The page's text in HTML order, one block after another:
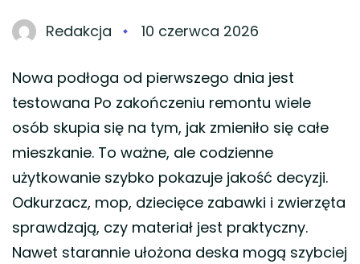
Redakcja 10 czerwca 2026
Nowa podłoga od pierwszego dnia jest
testowana Po zakończeniu remontu wiele
osób skupia się na tym, jak zmieniło się całe
mieszkanie. To ważne, ale codzienne
użytkowanie szybko pokazuje jakość decyzji.
Odkurzacz, mop, dziecięce zabawki i zwierzęta
sprawdzają, czy materiał jest praktyczny.
Nawet starannie ułożona deska mogą szybciej